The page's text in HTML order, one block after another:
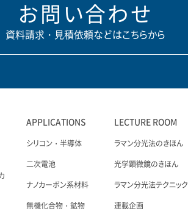
お問い合わせ
資料請求・見積依頼などはこちらから
APPLICATIONS
シリコン・半導体
二次電池
ナノカーボン系材料
無機化合物・鉱物
LECTURE ROOM
ラマン分光法のきほん
光学顕微鏡のきほん
ラマン分光法テクニック
連載企画